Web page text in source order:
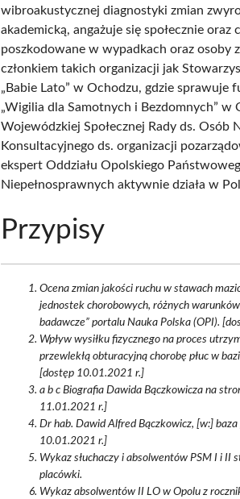
wibroakustycznej diagnostyki zmian
akademicką, angażuje się społecznie
poszkodowane w wypadkach oraz osoby
członkiem takich organizacji jak
„Babie Lato” w Ochodzu, gdzie sprawuje
„Wigilia dla Samotnych i Bezdomnych” w
Wojewódzkiej Społecznej Rady ds. Osób
Konsultacyjnego ds. organizacji
ekspert Oddziału Opolskiego
Niepełnosprawnych aktywnie działa w
Przypisy
Ocena zmian jakości ruchu w stawach
jednostek chorobowych, różnych
badawcze” portalu Nauka Polska (OPI).
Wpływ wysiłku fizycznego na proces
przewlekłą obturacyjną chorobę płuc w
[dostęp 10.01.2021 r.]
a b c Biografia Dawida Bączkowicza na
11.01.2021 r.]
Dr hab. Dawid Alfred Bączkowicz, [w:]
10.01.2021 r.]
Wykaz słuchaczy i absolwentów PSM I i II
placówki.
Wykaz absolwentów II LO w Opolu z